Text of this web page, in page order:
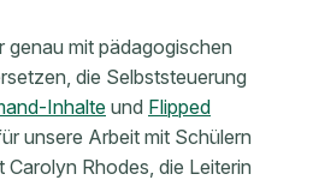
genau mit pädagogischen
die Selbststeuerung
Inhalteund Flipped
unsere Arbeit mit Schülern
Carolyn Rhodes, die Leiterin